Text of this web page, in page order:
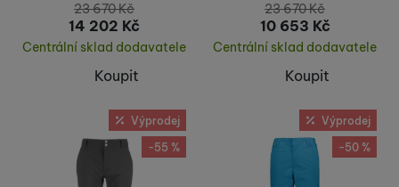
23 670Kč
14 202 Kč
Centrální sklad dodavatele
Koupit
23 670Kč
10 653 Kč
Centrální sklad dodavatele
Koupit
Výprodej
-55 %
Výprodej
-50 %